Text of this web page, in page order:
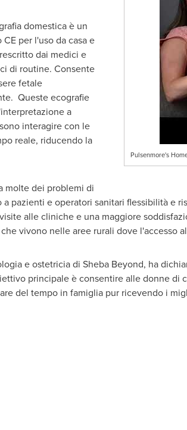
Pulsenmore's
domestica è un
per l'uso da casa e
dai medici e
di routine. Consente
fetale
Queste ecografie
a
interagire con le
reale, riducendo la
molte dei problemi di
pazienti e operatori sanitari flessibilità e
alle cliniche e una maggiore
vivono nelle aree rurali dove l'accesso
e ostetricia di Sheba Beyond, ha
principale è consentire alle donne di
del tempo in famiglia pur ricevendo i